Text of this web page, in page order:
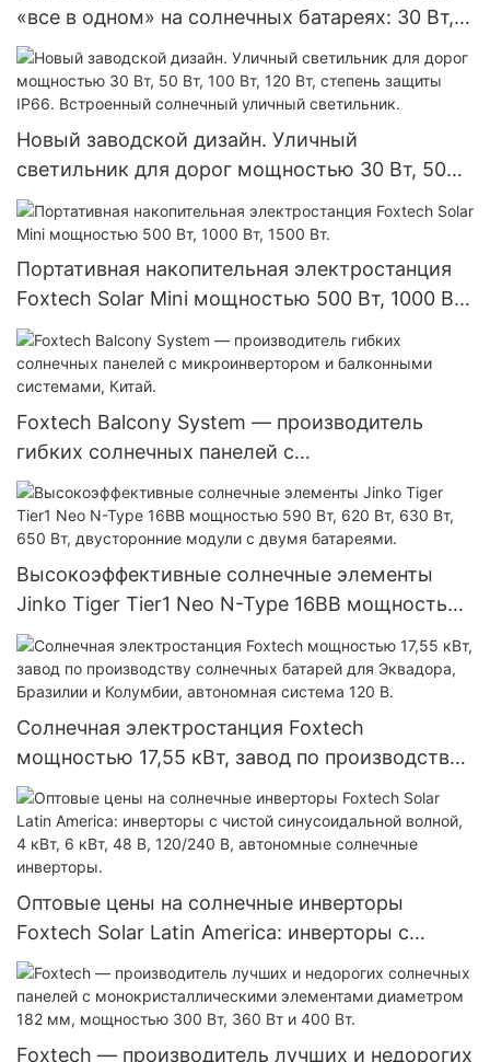
«все в одном» на солнечных батареях: 30 Вт,
60 Вт, 80 Вт, 100 Вт, со встроенным
светодиодом.
Новый заводской дизайн. Уличный
светильник для дорог мощностью 30 Вт, 50
Вт, 100 Вт, 120 Вт, степень защиты IP66.
Встроенный солнечный уличный светильник.
Портативная накопительная электростанция
Foxtech Solar Mini мощностью 500 Вт, 1000 Вт,
1500 Вт.
Foxtech Balcony System — производитель
гибких солнечных панелей с
микроинвертором и балконными системами,
Китай.
Высокоэффективные солнечные элементы
Jinko Tiger Tier1 Neo N-Type 16BB мощностью
590 Вт, 620 Вт, 630 Вт, 650 Вт, двусторонние
модули с двумя батареями.
Солнечная электростанция Foxtech
мощностью 17,55 кВт, завод по производству
солнечных батарей для Эквадора, Бразилии и
Колумбии, автономная система 120 В.
Оптовые цены на солнечные инверторы
Foxtech Solar Latin America: инверторы с
чистой синусоидальной волной, 4 кВт, 6 кВт,
48 В, 120/240 В, автономные солнечные
инверторы.
Foxtech — производитель лучших и недорогих